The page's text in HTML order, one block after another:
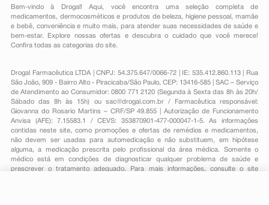
Bem-vindo à Drogal! Aqui, você encontra uma seleção completa de
medicamentos , dermocosméticos e produtos de beleza, higiene pessoal ,mamãe
e bebê, conveniênciae muito mais, para atender suas necessidades de saúde e
bem-estar. Explore nossas ofertas e descubra o cuidado que você merece!
Confira todas as categorias do site.
Drogal Farmacêutica LTDA | CNPJ: 54.375.647/0066-72 | IE: 535.412.860.113 | Rua
São João, 909 - Bairro Alto - Piracicaba/São Paulo, CEP: 13416-585 | SAC – Serviço
de Atendimento ao Consumidor: 0800 771 2120 (Segunda à Sexta das 8h às 20h/
Sábado das 8h às 15h) ou sac@drogal.com.br/ Farmacêutica responsável:
Giovanna do Rosario Martins – CRF/SP 49.855 | Autorização de Funcionamento
Anvisa (AFE): 7.15583.1 / CEVS: 353870901-477-000047-1-5. As informações
contidas neste site, como promoções e ofertas de remédios e medicamentos,
não devem ser usadas para automedicação e não substituem, em hipótese
alguma, a medicação prescrita pelo profissional da área médica. Somente o
médico está em condições de diagnosticar qualquer problema de saúde e
prescrever o tratamento adequado. Para mais informações, consulte o site